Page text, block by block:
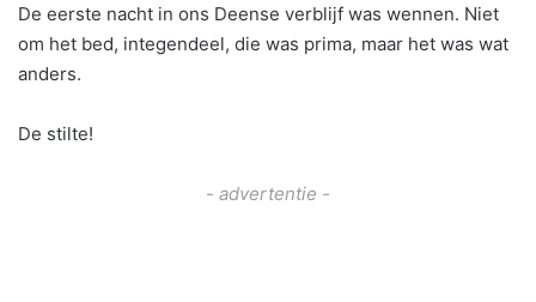
De eerste nacht in ons Deense verblijf was wennen. Niet
om het bed, integendeel, die was prima, maar het was wat
anders.
De stilte!
- advertentie -